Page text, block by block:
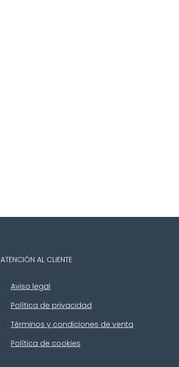
ATENCIÓN AL CLIENTE
Aviso legal
Política de privacidad
Términos y condiciones de venta
Política de cookies